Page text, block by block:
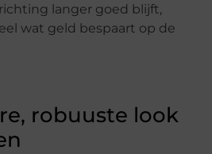
langer goed blijft,
wat geld bespaart op de
robuuste look